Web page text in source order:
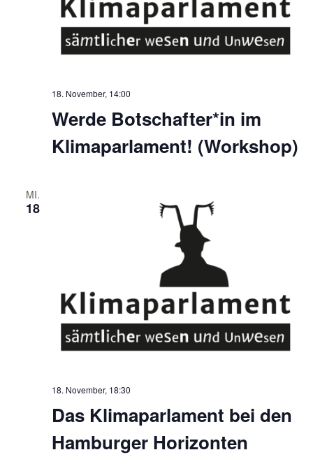
Werde Botschafter*in im
Klimaparlament! (Workshop)
18. November, 14:00
MI.
18
Das Klimaparlament bei den
Hamburger Horizonten
18. November, 18:30